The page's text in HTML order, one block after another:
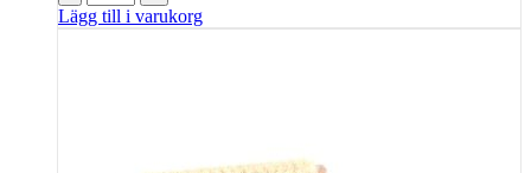
Lägg till i varukorg